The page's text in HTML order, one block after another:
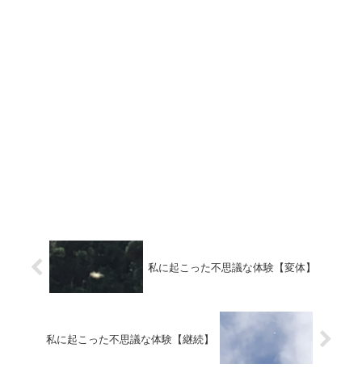
私に起こった不思議な体験【変体】
私に起こった不思議な体験【継続】